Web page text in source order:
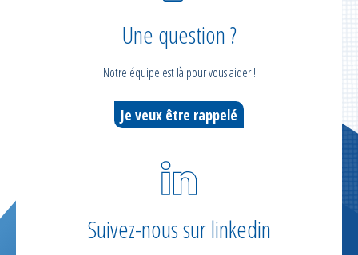
Une question ?
Notre équipe est là pour vous aider !
Je veux être rappelé
Suivez-nous sur linkedin